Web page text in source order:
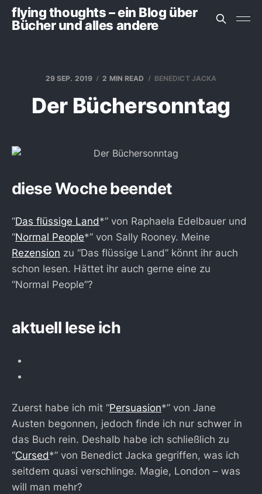
flying thoughts – ein Blog über
Bücher und alles andere
29 SEP. 2019 2 MIN READ BENEDICT JACKA
Der Büchersonntag
diese Woche beendet
“Das flüssige Land*” von Raphaela Edelbauer und
“Normal People*” von Sally Rooney. Meine
Rezension zu “Das flüssige Land” könnt ihr auch
schon lesen. Hättet ihr auch gerne eine zu
“Normal People”?
aktuell lese ich
Zuerst habe ich mit “Persuasion*” von Jane
Austen begonnen, jedoch finde ich nur schwer in
das Buch rein. Deshalb habe ich schließlich zu
“Cursed*” von Benedict Jacka gegriffen, was ich
seitdem quasi verschlinge. Magie, London – was
will man mehr?